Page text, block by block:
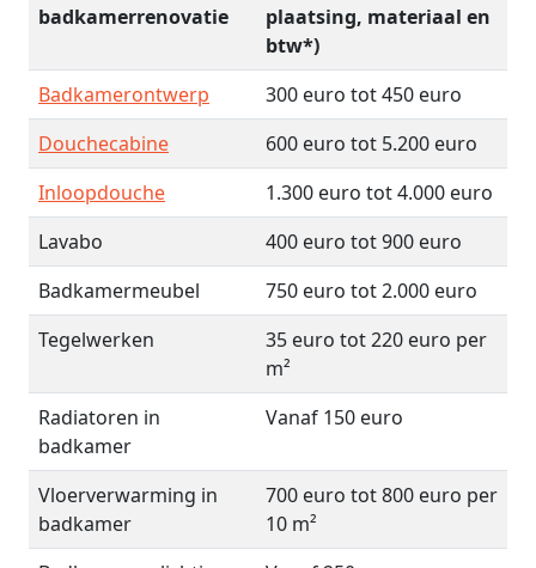
badkamerrenovatie
plaatsing, materiaal en
btw*)
Badkamerontwerp
300 euro tot 450 euro
Douchecabine
600 euro tot 5.200 euro
Inloopdouche
1.300 euro tot 4.000 euro
Lavabo
400 euro tot 900 euro
Badkamermeubel
750 euro tot 2.000 euro
Tegelwerken
35 euro tot 220 euro per
m²
Radiatoren in
badkamer
Vanaf 150 euro
Vloerverwarming in
badkamer
700 euro tot 800 euro per
10 m²